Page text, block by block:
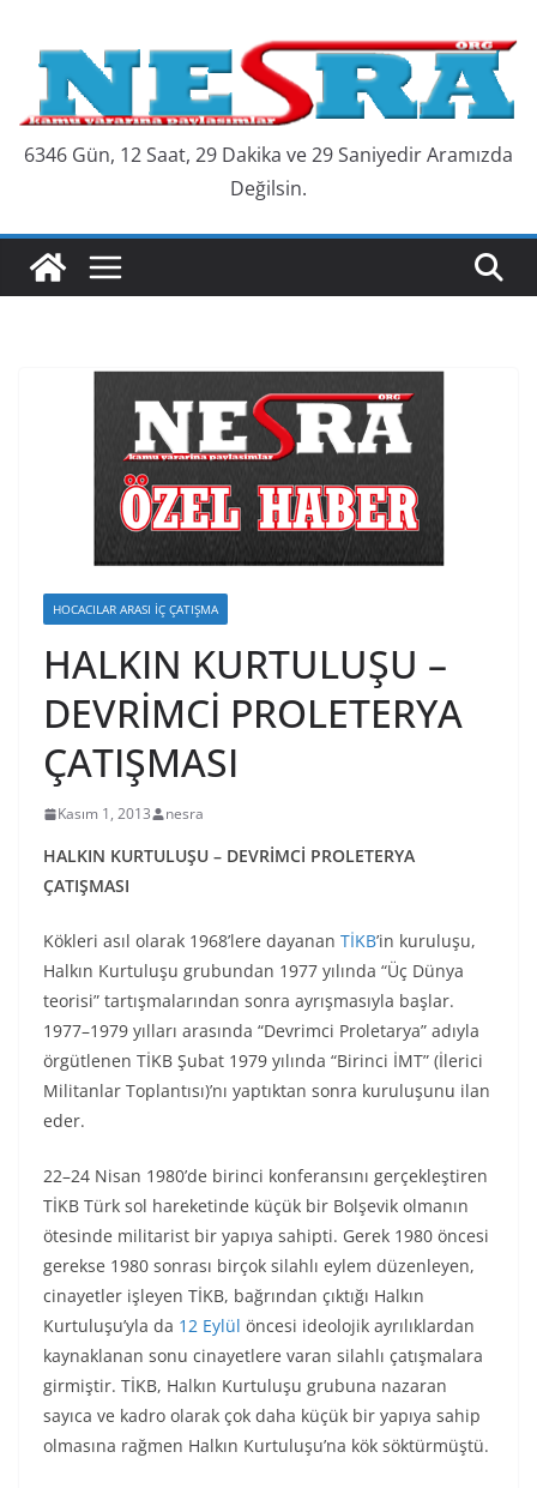
content
6346 Gün, 12 Saat, 29 Dakika ve 30 Saniyedir Aramızda
Değilsin.
HOCACILAR ARASI İÇ ÇATIŞMA
HALKIN KURTULUŞU –
DEVRİMCİ PROLETERYA
ÇATIŞMASI
Kasım 1, 2013 nesra
HALKIN KURTULUŞU – DEVRİMCİ PROLETERYA
ÇATIŞMASI
Kökleri asıl olarak 1968’lere dayanan TİKB’in kuruluşu,
Halkın Kurtuluşu grubundan 1977 yılında “Üç Dünya
teorisi” tartışmalarından sonra ayrışmasıyla başlar.
1977–1979 yılları arasında “Devrimci Proletarya” adıyla
örgütlenen TİKB Şubat 1979 yılında “Birinci İMT” (İlerici
Militanlar Toplantısı)’nı yaptıktan sonra kuruluşunu ilan
eder.
22–24 Nisan 1980’de birinci konferansını gerçekleştiren
TİKB Türk sol hareketinde küçük bir Bolşevik olmanın
ötesinde militarist bir yapıya sahipti. Gerek 1980 öncesi
gerekse 1980 sonrası birçok silahlı eylem düzenleyen,
cinayetler işleyen TİKB, bağrından çıktığı Halkın
Kurtuluşu’yla da 12 Eylül öncesi ideolojik ayrılıklardan
kaynaklanan sonu cinayetlere varan silahlı çatışmalara
girmiştir. TİKB, Halkın Kurtuluşu grubuna nazaran
sayıca ve kadro olarak çok daha küçük bir yapıya sahip
olmasına rağmen Halkın Kurtuluşu’na kök söktürmüştü.